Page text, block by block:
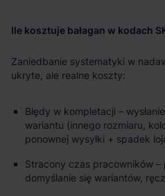
Ile kosztuje bałagan w kodach
Zaniedbanie systematyki w
ukryte, ale realne koszty:
Błędy w kompletacji –
wariantu (innego rozmiaru,
ponownej wysyłki + spadek
Stracony czas pracowników –
domyślanie się wariantów,